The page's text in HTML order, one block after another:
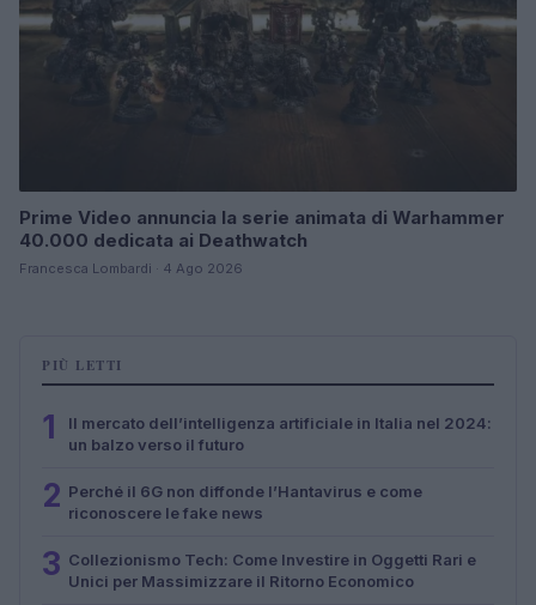
Prime Video annuncia la serie animata di Warhammer
40.000 dedicata ai Deathwatch
Francesca Lombardi · 4 Ago 2026
PIÙ LETTI
1
Il mercato dell’intelligenza artificiale in Italia nel 2024:
un balzo verso il futuro
2 Perché il 6G non diffonde l’Hantavirus e come
riconoscere le fake news
3 Collezionismo Tech: Come Investire in Oggetti Rari e
Unici per Massimizzare il Ritorno Economico